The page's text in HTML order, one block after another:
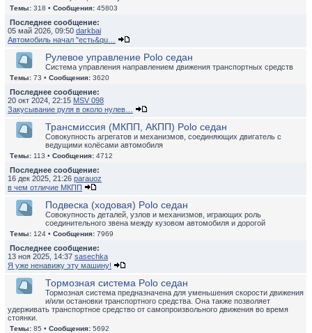
Темы: 318 • Сообщения: 45803
Последнее сообщение:
05 май 2026, 09:50 darkbai
Автомобиль начал "есть&qu…
Рулевое управление Polo седан
Система управления направлением движения транспортных средств
Темы: 73 • Сообщения: 3620
Последнее сообщение:
20 окт 2024, 22:15 MSV 098
Закусывание руля в около нулев…
Трансмиссия (МКПП, АКПП) Polo седан
Совокупность агрегатов и механизмов, соединяющих двигатель с
ведущими колёсами автомобиля
Темы: 113 • Сообщения: 4712
Последнее сообщение:
16 дек 2025, 21:26 parauoz
в чем отличие МКПП
Подвеска (ходовая) Polo седан
Совокупность деталей, узлов и механизмов, играющих роль
соединительного звена между кузовом автомобиля и дорогой
Темы: 124 • Сообщения: 7969
Последнее сообщение:
13 ноя 2025, 14:37 sasechka
Я уже ненавижу эту машину!
Тормозная система Polo седан
Тормозная система предназначена для уменьшения скорости движения
и/или остановки транспортного средства. Она также позволяет
удерживать транспортное средство от самопроизвольного движения во время
стоянки.
Темы: 85 • Сообщения: 5692